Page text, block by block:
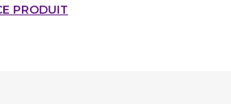
PRODUIT